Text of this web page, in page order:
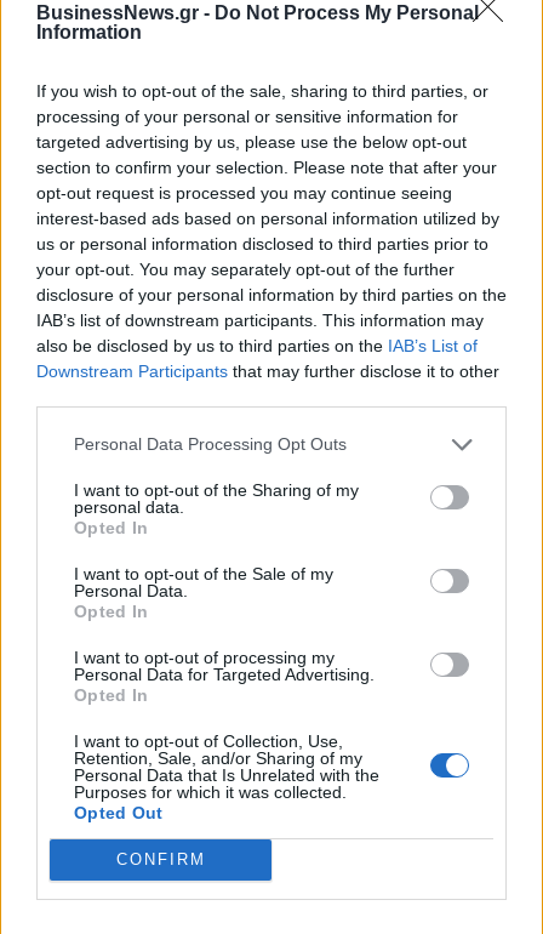
BusinessNews.gr - Do Not Process My Personal
Information
If you wish to opt-out of the sale, sharing to third parties, or
processing of your personal or sensitive information for
targeted advertising by us, please use the below opt-out
section to confirm your selection. Please note that after your
opt-out request is processed you may continue seeing
interest-based ads based on personal information utilized by
us or personal information disclosed to third parties prior to
your opt-out. You may separately opt-out of the further
disclosure of your personal information by third parties on the
IAB’s list of downstream participants. This information may
also be disclosed by us to third parties on the IAB’s List of
Downstream Participants that may further disclose it to other
Personal Data Processing Opt Outs
I want to opt-out of the Sharing of my
personal data.
Opted In
I want to opt-out of the Sale of my
Personal Data.
Opted In
I want to opt-out of processing my
Personal Data for Targeted Advertising.
Opted In
I want to opt-out of Collection, Use,
Retention, Sale, and/or Sharing of my
Personal Data that Is Unrelated with the
Purposes for which it was collected.
Opted Out
CONFIRM
ΠΕΡΙΣΣΌΤΕΡΑ ΣΕ ΑΥΤΉ ΤΗΝ ΚΑΤΗΓΟΡΊΑ
Ανάδειξη της πολιτιστικής
με νέες επενδύσεις
τεχνολογίας και
31/07/2025 - 18:39
ΔΕΗ 3x3 Street
«κατέκτησε» τις πλατείες